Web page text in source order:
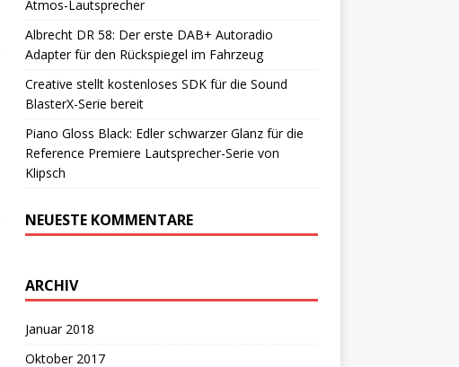
Atmos-Lautsprecher
Albrecht DR 58: Der erste DAB+ Autoradio
Adapter für den Rückspiegel im Fahrzeug
Creative stellt kostenloses SDK für die Sound
BlasterX-Serie bereit
Piano Gloss Black: Edler schwarzer Glanz für die
Reference Premiere Lautsprecher-Serie von
Klipsch
NEUESTE KOMMENTARE
ARCHIV
Januar 2018
Oktober 2017